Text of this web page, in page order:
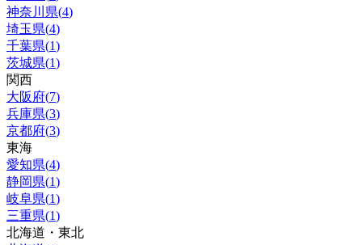
神奈川県(4)
埼玉県(4)
千葉県(1)
茨城県(1)
関西
大阪府(7)
兵庫県(3)
京都府(3)
東海
愛知県(4)
静岡県(1)
岐阜県(1)
三重県(1)
北海道・東北